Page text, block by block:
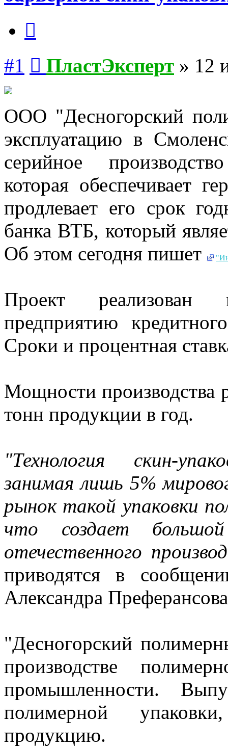
#1 ПластЭксперт » 12
ООО "Десногорский
эксплуатацию в
серийное
которая обеспечивает
продлевает его срок
банка ВТБ, который
Об этом сегодня пишет
Проект реализован
предприятию
Сроки и процентная
Мощности производства
тонн продукции в год.
"Технология скин-
занимая лишь 5%
рынок такой упаковки
что создает
отечественного
приводятся в
Александра
"Десногорский
производстве
промышленности.
полимерной
продукцию.